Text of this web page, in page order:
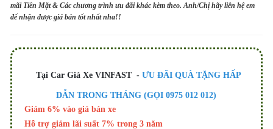
mãi Tiền Mặt & Các chương trình ưu đãi khác kèm theo. Anh/Chị hãy liên hệ em
để nhận được giá bán tốt nhất nha!!
Tại Car Giá Xe VINFAST -ƯU ĐÃI QUÀ TẶNG HẤP
DẪN TRONG THÁNG (GỌI 0975 012 012)
Giảm 6% vào giá bán xe
Hỗ trợ giảm lãi suất 7% trong 3 năm